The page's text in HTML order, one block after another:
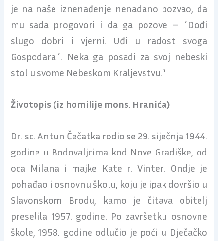
je na naše iznenađenje nenadano pozvao, da
mu sada progovori i da ga pozove – ´Dođi
slugo dobri i vjerni. Uđi u radost svoga
Gospodara´. Neka ga posadi za svoj nebeski
stol u svome Nebeskom Kraljevstvu.“
Životopis (iz homilije mons. Hranića)
Dr. sc. Antun Čečatka rodio se 29. siječnja 1944.
godine u Bodovaljcima kod Nove Gradiške, od
oca Milana i majke Kate r. Vinter. Ondje je
pohađao i osnovnu školu, koju je ipak dovršio u
Slavonskom Brodu, kamo je čitava obitelj
preselila 1957. godine. Po završetku osnovne
škole, 1958. godine odlučio je poći u Dječačko